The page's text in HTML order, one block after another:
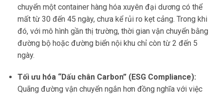
chuyển một container hàng hóa xuyên đại dương có thể
mất từ 30 đến 45 ngày, chưa kể rủi ro kẹt cảng. Trong khi
đó, với mô hình gần thị trường, thời gian vận chuyển bằng
đường bộ hoặc đường biển nội khu chỉ còn từ 2 đến 5
ngày.
Tối ưu hóa “Dấu chân Carbon” (ESG Compliance):
Quãng đường vận chuyển ngắn hơn đồng nghĩa với việc